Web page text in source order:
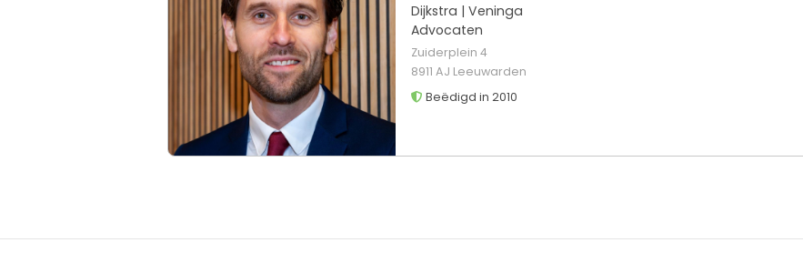
Dijkstra | Veninga
Advocaten
Zuiderplein 4
8911 AJ Leeuwarden
Beëdigd in 2010